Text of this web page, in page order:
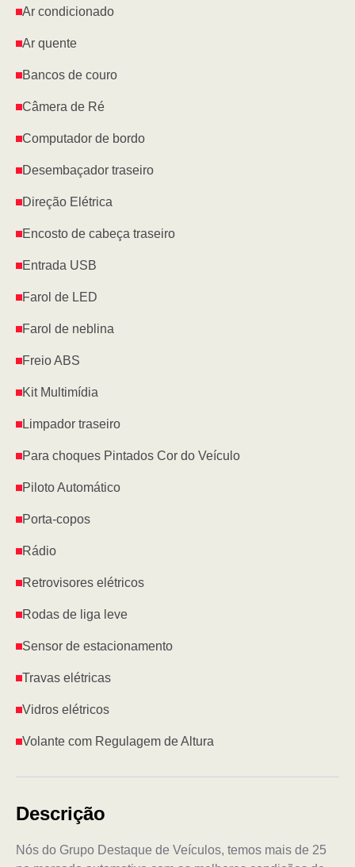
Ar condicionado
Ar quente
Bancos de couro
Câmera de Ré
Computador de bordo
Desembaçador traseiro
Direção Elétrica
Encosto de cabeça traseiro
Entrada USB
Farol de LED
Farol de neblina
Freio ABS
Kit Multimídia
Limpador traseiro
Para choques Pintados Cor do Veículo
Piloto Automático
Porta-copos
Rádio
Retrovisores elétricos
Rodas de liga leve
Sensor de estacionamento
Travas elétricas
Vidros elétricos
Volante com Regulagem de Altura
Descrição
Nós do Grupo Destaque de Veículos, temos mais de 25